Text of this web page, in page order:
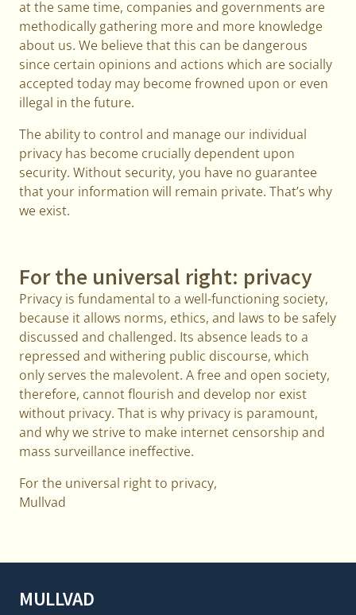
at the same time, companies and governments are
methodically gathering more and more knowledge
about us. We believe that this can be dangerous
since certain opinions and actions which are socially
accepted today may become frowned upon or even
illegal in the future.
The ability to control and manage our individual
privacy has become crucially dependent upon
security. Without security, you have no guarantee
that your information will remain private. That’s why
we exist.
For the universal right: privacy
Privacy is fundamental to a well-functioning society,
because it allows norms, ethics, and laws to be safely
discussed and challenged. Its absence leads to a
repressed and withering public discourse, which
only serves the malevolent. A free and open society,
therefore, cannot flourish and develop nor exist
without privacy. That is why privacy is paramount,
and why we strive to make internet censorship and
mass surveillance ineffective.
For the universal right to privacy,
Mullvad
MULLVAD